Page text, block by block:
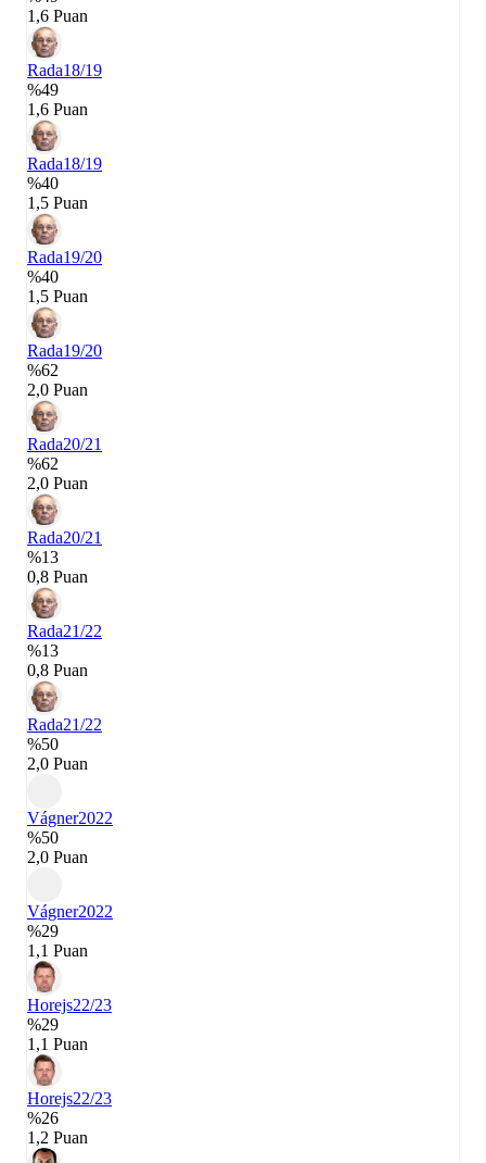
1,6 Puan
Rada18/19
%49
1,6 Puan
Rada18/19
%40
1,5 Puan
Rada19/20
%40
1,5 Puan
Rada19/20
%62
2,0 Puan
Rada20/21
%62
2,0 Puan
Rada20/21
%13
0,8 Puan
Rada21/22
%13
0,8 Puan
Rada21/22
%50
2,0 Puan
Vágner2022
%50
2,0 Puan
Vágner2022
%29
1,1 Puan
Horejs22/23
%29
1,1 Puan
Horejs22/23
%26
1,2 Puan